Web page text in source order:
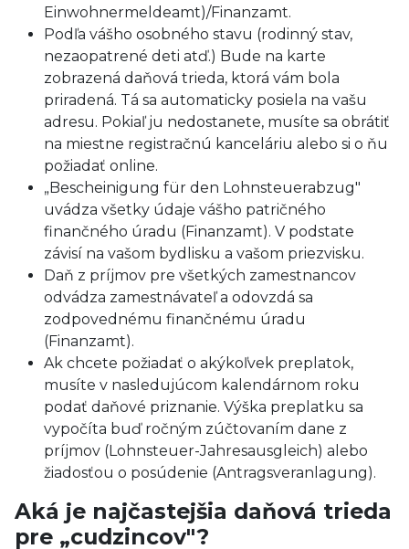
Einwohnermeldeamt)/Finanzamt.
Podľa vášho osobného stavu (rodinný stav,
nezaopatrené deti atď.) Bude na karte
zobrazená daňová trieda, ktorá vám bola
priradená. Tá sa automaticky posiela na vašu
adresu. Pokiaľ ju nedostanete, musíte sa obrátiť
na miestne registračnú kanceláriu alebo si o ňu
požiadať online.
„Bescheinigung für den Lohnsteuerabzug"
uvádza všetky údaje vášho patričného
finančného úradu (Finanzamt). V podstate
závisí na vašom bydlisku a vašom priezvisku.
Daň z príjmov pre všetkých zamestnancov
odvádza zamestnávateľ a odovzdá sa
zodpovednému finančnému úradu
(Finanzamt).
Ak chcete požiadať o akýkoľvek preplatok,
musíte v nasledujúcom kalendárnom roku
podať daňové priznanie. Výška preplatku sa
vypočíta buď ročným zúčtovaním dane z
príjmov (Lohnsteuer-Jahresausgleich) alebo
žiadosťou o posúdenie (Antragsveranlagung).
Aká je najčastejšia daňová trieda
pre „cudzincov"?